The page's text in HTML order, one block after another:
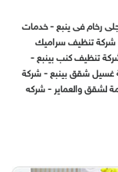
رخام فى ينبع -خدمات
شركة تنظيف سراميك
تنظيف كنب بينبع -
غسيل شقق بينبع - شركة
لشقق والعماير - شركه